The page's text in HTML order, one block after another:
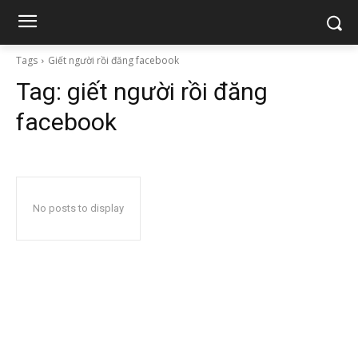
Tags Giết người rồi đăng facebook
Tag: giết người rồi đăng
facebook
No posts to display